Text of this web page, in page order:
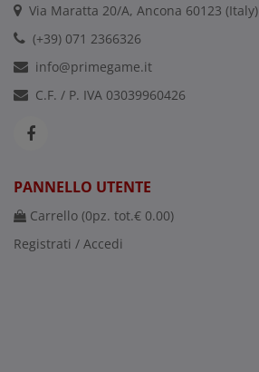
Via Maratta 20/A, Ancona 60123 (Italy)
(+39) 071 2366326
info@primegame.it
C.F. / P. IVA 03039960426
PANNELLO UTENTE
Carrello (0pz. tot.€ 0.00)
Registrati / Accedi